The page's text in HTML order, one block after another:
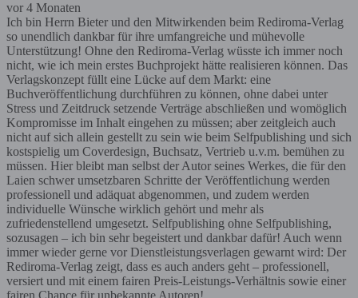
vor 4 Monaten
Ich bin Herrn Bieter und den Mitwirkenden beim Rediroma-Verlag
so unendlich dankbar für ihre umfangreiche und mühevolle
Unterstützung! Ohne den Rediroma-Verlag wüsste ich immer noch
nicht, wie ich mein erstes Buchprojekt hätte realisieren können. Das
Verlagskonzept füllt eine Lücke auf dem Markt: eine
Buchveröffentlichung durchführen zu können, ohne dabei unter
Stress und Zeitdruck setzende Verträge abschließen und womöglich
Kompromisse im Inhalt eingehen zu müssen; aber zeitgleich auch
nicht auf sich allein gestellt zu sein wie beim Selfpublishing und sich
kostspielig um Coverdesign, Buchsatz, Vertrieb u.v.m. bemühen zu
müssen. Hier bleibt man selbst der Autor seines Werkes, die für den
Laien schwer umsetzbaren Schritte der Veröffentlichung werden
professionell und adäquat abgenommen, und zudem werden
individuelle Wünsche wirklich gehört und mehr als
zufriedenstellend umgesetzt. Selfpublishing ohne Selfpublishing,
sozusagen – ich bin sehr begeistert und dankbar dafür! Auch wenn
immer wieder gerne vor Dienstleistungsverlagen gewarnt wird: Der
Rediroma-Verlag zeigt, dass es auch anders geht – professionell,
versiert und mit einem fairen Preis-Leistungs-Verhältnis sowie einer